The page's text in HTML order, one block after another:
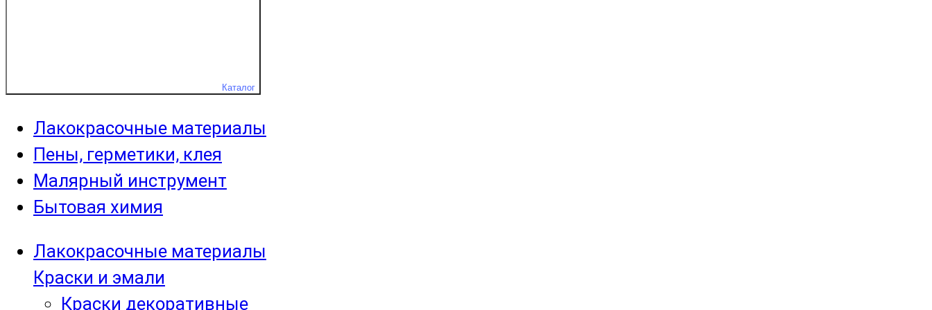
Каталог
Лакокрасочные материалы
Пены, герметики, клея
Малярный инструмент
Бытовая химия
Лакокрасочные материалы
Краски и эмали
Краски декоративные